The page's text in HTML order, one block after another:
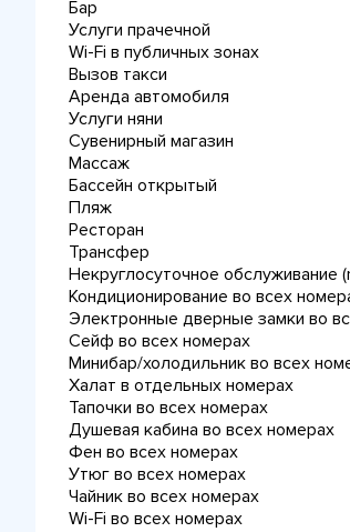
Бар
Услуги прачечной
Wi-Fi в публичных зонах
Вызов такси
Аренда автомобиля
Услуги няни
Сувенирный магазин
Массаж
Бассейн открытый
Пляж
Ресторан
Трансфер
Некруглосуточное обслуживание
Кондиционирование во всех
Электронные дверные замки во
Сейф во всех номерах
Минибар/холодильник во всех
Халат в отдельных номерах
Тапочки во всех номерах
Душевая кабина во всех номерах
Фен во всех номерах
Утюг во всех номерах
Чайник во всех номерах
Wi-Fi во всех номерах